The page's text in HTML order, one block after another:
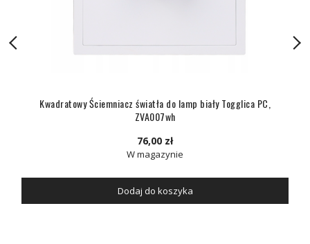
Kwadratowy Ściemniacz światła do lamp biały Togglica PC,
ZVA007wh
76,00 zł
W magazynie
Dodaj do koszyka